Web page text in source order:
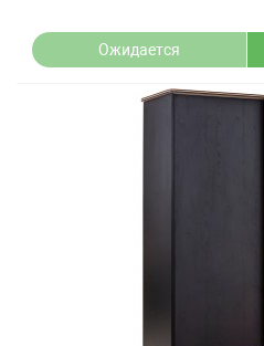
Ожидается